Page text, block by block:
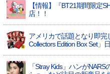
【情報】『BT21期間限定
店！！
アメリカで話題となり即完
Collectors Edition Box Set」
「Stray Kids」ハンが